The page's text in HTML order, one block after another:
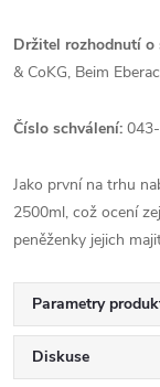
Držitel rozhodnutí o
& CoKG, Beim
Číslo schválení:
Jako první na trhu
2500ml, což ocení
peněženky jejich
Parametry
Diskuse